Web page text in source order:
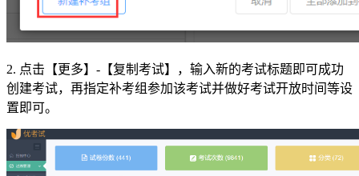
2. 点击【更多】-【复制考试】，输入新的考试标题即可成功
创建考试，再指定补考组参加该考试并做好考试开放时间等设
置即可。